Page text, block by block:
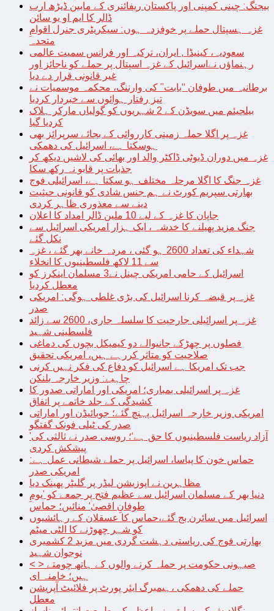
بیجنگ: چینی کمپنی اور پاکستان ریفائنری کے مابین ڈیڑھ ارب
ڈالر کا ایم او یو سائن
غزہ ہسپتال حملے پر خوفزدہ ہوں: سیکریٹری جنرل اقوامِ
متحدہ
سعودیہ، کینیڈا , ایران، ترکیہ اور فرانس سمیت عالمی
رہنماؤں نےاسرائیل کے غزہ اسپتال پر حملے کو ناجائز اور
غیر قانونی قرار دے دیا
برطانیہ میں طوفان “بابت” کی وارننگ، محکمہ موسمیات نے
تیز رفتار ہوائوں سے خبردار کردیا
بیلجیئم میں سویڈن کے 2 شہریوں کو گولیاں مارکر ہلاک
کردیا گیا
غزہ پر اگلا حملہ زمینی کارروائی کے بجائے سرپرائز بھی
ہوسکتا ہے، اسرائیل کی دھمکی
غزہ میں دوران ڈیوٹی ڈاکٹر والد اور بھائی کی لاشیں دیکھ کر
جذبات پر قابو نہ رکھ سکا
غزہ جنگ کا اگلا مرحلہ مختلف ہو سکتا ہے، اسرائیلی فوج
بھارتی سپریم کورٹ نے ہم جنس شادی کو قانونی حیثیت
دینے سے معذوری ظاہر کردی
جاپان کا غزہ کے لیے 10 ملین ڈالر امداد کا اعلان
جنگ مزید پھیلنے کا خدشہ ، ایک ہزار امریکی اسرائیل سے
نکل گئے
شہداء کی تعداد 2600 ہو گئی ، مردہ خانے بھر گئے ، غزہ
سے 11 لاکھ فلسطینیوں کا انخلاء
اسرائیل کے حامی امریکی چینل نے3 مسلمان اینکرز کو
معطل کردیا
غزہ پر قبضہ کرنا اسرائیل کی بڑی غلطی ہوگی: امریکی
صدر
غزہ پر اسرائیلی جارحیت کا سلسلہ جاری، 2600 سے زائد
فلسطینی شہید
فصلوں پر چھڑکے جانیوالے دو کیمیکل بچوں کی دماغی
صلاحیت کو متاثر کررہے ہیں، امریکی تحقیق
جب تک امریکا ہے اسرائیل کو دفاع کی فکر نہیں کرنی
چاہیے: وزیر خارجہ بلنکن
غزہ پر اسرائیلی بمباری؛ امریکی اور اماراتی صدور کا
کشیدگی کے جلد خاتمے پر اتفاق
امریکی وزیر خارجہ اسرائیل پہنچ گئے؛ جوبائیڈن اور اماراتی
صدر کی ٹیلی فونک گفتگو
’آزاد ریاست فلسطینیوں کا حق ہے‘؛ روسی صدر نے ثالثی کی
پیشکش کردی
حماس خون کا پیاسا، اسرائیل پر حملے شیطانی عمل ہے:
امریکی صدر
مظاہرین نے اپوزیشن لیڈر پر گلیٹر پھینک دیا
دنیا بھر کے مسلمان اسرائیل سے عظیم فتح پر جمعے کو ’یومِ
طوفانِ اقصیٰ‘ منائیں؛ حماس
اسرائیل میں سائرن بج گئے،حماس کا عسقلان کے رہائشیوں
کو شہر چھوڑنے کا الٹی میٹم
بھارتی فوج کی ریاستی دہشت گردی میں مزید 2 کشمیری
نوجوان شہید
< > صیہونی حکومت پر حملہ کرنے والوں کے ہاتھ چومتے
ہیں؛ خامنہ ای
حملے کی دھمکی ،ہیمبرگ ایئر پورٹ پر فلائیٹ آپریشن
معطل